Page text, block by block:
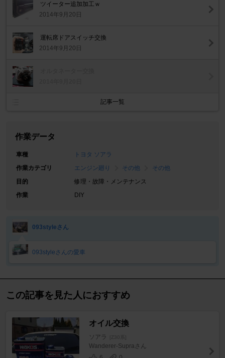
ツイーター追加加工ｗ
2014年9月20日
運転席ドアスイッチ交換
2014年9月20日
記事一覧
作業データ
車種
トヨタ ソアラ
作業カテゴリ
エンジン廻り その他
その他
目的
修理・故障・メンテナンス
作業
DIY
093styleさん
093styleさんの愛車
この記事を見た人におすすめ
オイル交換
ソアラ [Z30系]
Wanderer-Supraさん